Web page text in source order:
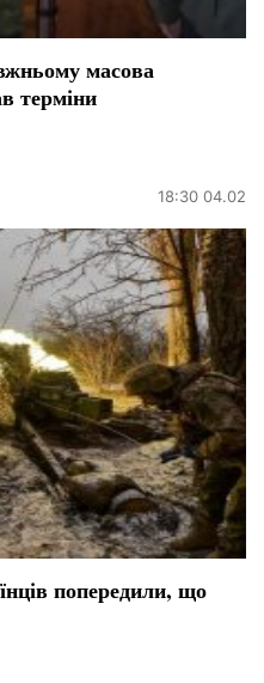
масова
терміни
18:30 04.02
попередили, що